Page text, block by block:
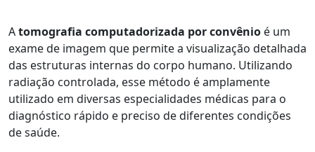
Atomografia computadorizada por convênio é um
exame de imagem que permite a visualização detalhada
das estruturas internas do corpo humano. Utilizando
radiação controlada, esse método é amplamente
utilizado em diversas especialidades médicas para o
diagnóstico rápido e preciso de diferentes condições
de saúde.